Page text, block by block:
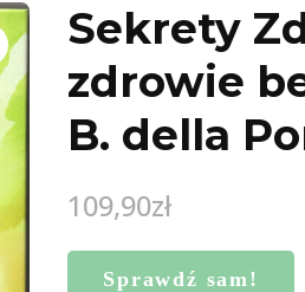
Sekrety
zdrowie
B. della
109,90zł
Sprawdź sam!